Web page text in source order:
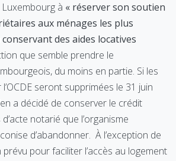
à « réserver son soutien
aux ménages les plus
des aides locatives
que semble prendre le
du moins en partie. Si les
seront supprimées le 31 juin
a décidé de conserver le crédit
notarié que l’organisme
d’abandonner. À l’exception de
prévu pour faciliter l’accès au logement